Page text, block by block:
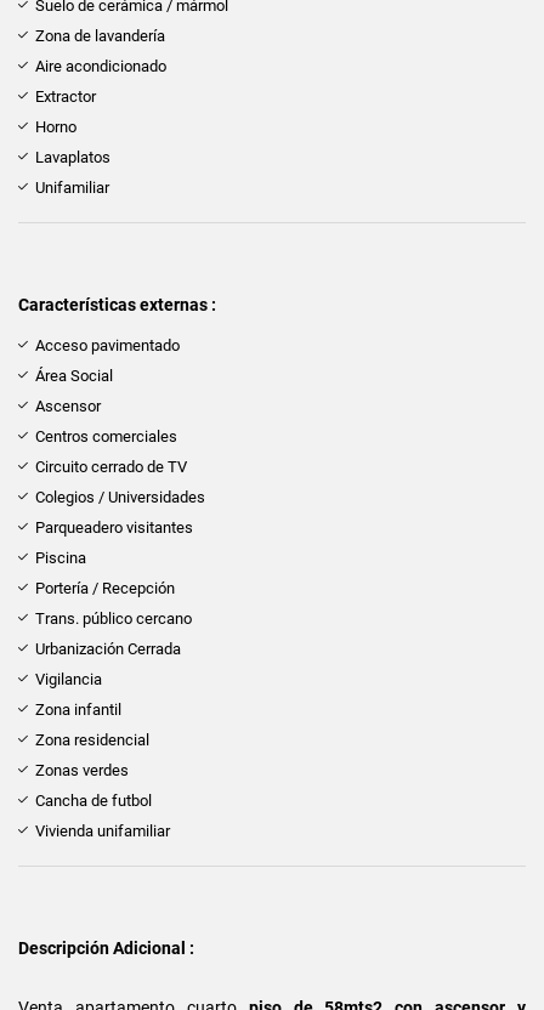
Suelo de cerámica / mármol
Zona de lavandería
Aire acondicionado
Extractor
Horno
Lavaplatos
Unifamiliar
Características externas :
Acceso pavimentado
Área Social
Ascensor
Centros comerciales
Circuito cerrado de TV
Colegios / Universidades
Parqueadero visitantes
Piscina
Portería / Recepción
Trans. público cercano
Urbanización Cerrada
Vigilancia
Zona infantil
Zona residencial
Zonas verdes
Cancha de futbol
Vivienda unifamiliar
Descripción Adicional :